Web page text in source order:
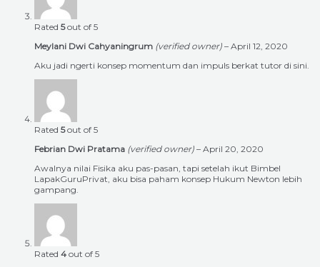
Rated 5out of 5
Meylani Dwi Cahyaningrum (verified owner) – April 12, 2020
Aku jadi ngerti konsep momentum dan impuls berkat tutor di sini.
Rated 5out of 5
Febrian Dwi Pratama (verified owner) – April 20, 2020
Awalnya nilai Fisika aku pas-pasan, tapi setelah ikut Bimbel
LapakGuruPrivat, aku bisa paham konsep Hukum Newton lebih
gampang.
Rated 4 out of 5